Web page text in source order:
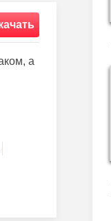
а